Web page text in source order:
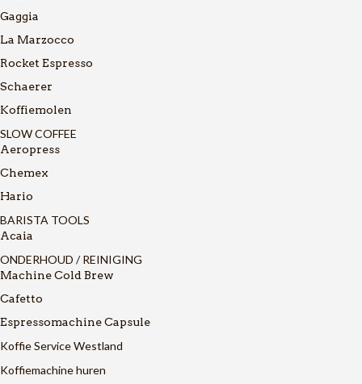
Gaggia
La Marzocco
Rocket Espresso
Schaerer
Koffiemolen
SLOW COFFEE
Aeropress
Chemex
Hario
BARISTA TOOLS
Acaia
ONDERHOUD / REINIGING
Machine Cold Brew
Cafetto
Espressomachine Capsule
Koffie Service Westland
Koffiemachine huren